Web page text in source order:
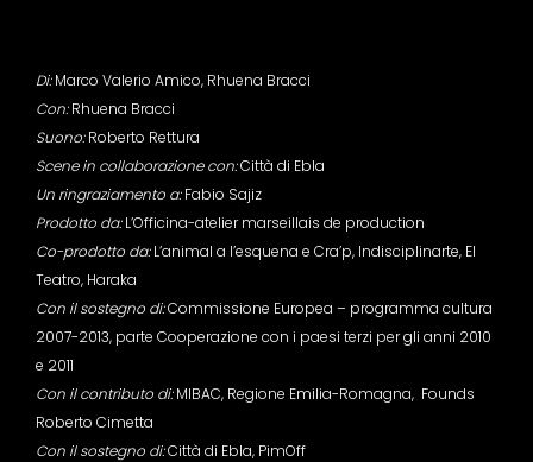
Di:Marco Valerio Amico, Rhuena Bracci
Con:Rhuena Bracci
Suono:Roberto Rettura
Scene in collaborazione con:Città di Ebla
Un ringraziamento a:Fabio Sajiz
Prodotto da:L’Officina-atelier marseillais de production
Co-prodotto da:L’animal a l’esquena e Cra’p, Indisciplinarte, El
Teatro, Haraka
Con il sostegno di:Commissione Europea – programma cultura
2007-2013, parte Cooperazione con i paesi terzi per gli anni 2010
e 2011
Con il contributo di:MIBAC, Regione Emilia-Romagna, Founds
Roberto Cimetta
Con il sostegno di:Città di Ebla, PimOff